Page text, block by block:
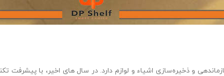
و ذخیره‌سازی اشیاء و لوازم دارد. در سال‌ های اخیر، با پیشرفت